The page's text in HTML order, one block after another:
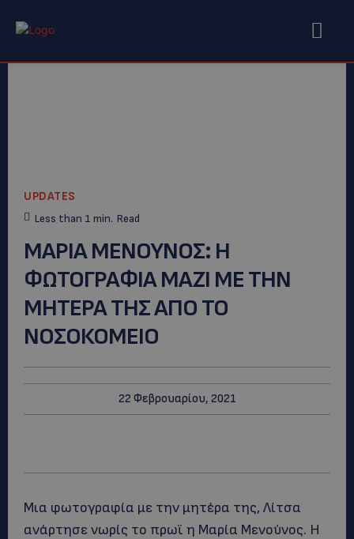
UPDATES
Less than 1 min. Read
ΜΑΡΙΑ ΜΕΝΟΥΝΟΣ: Η
ΦΩΤΟΓΡΑΦΙΑ ΜΑΖΙ ΜΕ ΤΗΝ
ΜΗΤΕΡΑ ΤΗΣ ΑΠΟ ΤΟ
ΝΟΣΟΚΟΜΕΙΟ
22 Φεβρουαρίου, 2021
Μια φωτογραφία με την μητέρα της, Λίτσα
ανάρτησε νωρίς το πρωϊ η Μαρία Μενούνος. Η